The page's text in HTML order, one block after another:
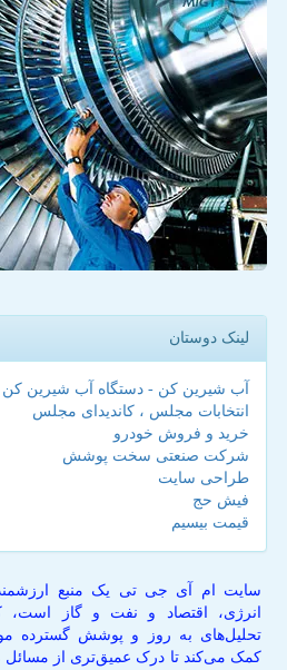
لینک دوستان
آب شیرین کن - دستگاه آب شیرین کن
انتخابات مجلس ، کاندیدای مجلس
خرید و فروش خودرو
شرکت صنعتی سخت پوشش
طراحی سایت
فیش حج
قیمت بیسیم
سایت ام آی جی تی یک منبع ارزشمند
انرژی، اقتصاد و نفت و گاز است،
تحلیل‌های به روز و پوشش گسترده
کمک می‌کند تا درک عمیق‌تری از مسائل